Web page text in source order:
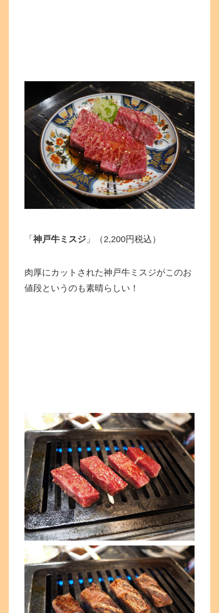
「神戸牛ミスジ 」（2,200円税込）
肉厚にカットされた神戸牛ミスジがこのお
値段というのも素晴らしい！